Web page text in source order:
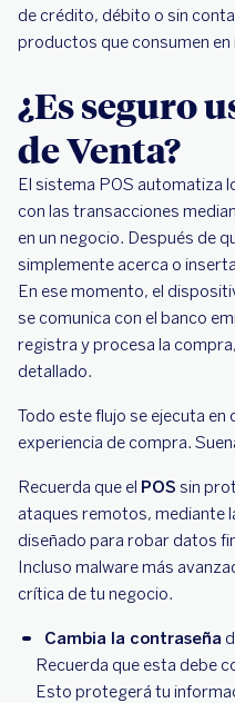
de crédito, débito o sin
productos que consumen
¿Es seguro
de Venta?
El sistema POS automatiza
con las transacciones
en un negocio. Después de
simplemente acerca o
En ese momento, el
se comunica con el banco
registra y procesa la
detallado.
Todo este flujo se ejecuta
experiencia de compra.
Recuerda que el POS sin
ataques remotos, mediante
diseñado para robar datos
Incluso malware más
crítica de tu negocio.
Cambia la contraseña
Recuerda que esta debe
Esto protegerá tu